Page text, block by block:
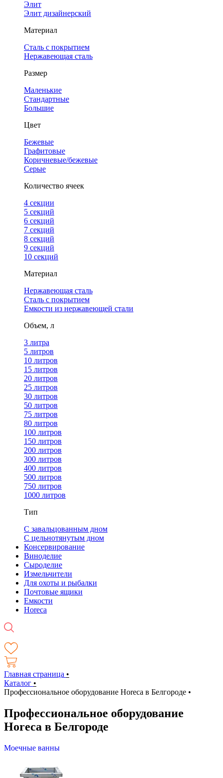
Элит
Элит дизайнерский
Материал
Сталь с покрытием
Нержавеющая сталь
Размер
Маленькие
Стандартные
Большие
Цвет
Бежевые
Графитовые
Коричневые/бежевые
Серые
Количество ячеек
4 cекции
5 секций
6 секций
7 секций
8 секций
9 секций
10 секций
Материал
Нержавеющая сталь
Сталь с покрытием
Емкости из нержавеющей стали
Объем, л
3 литра
5 литров
10 литров
15 литров
20 литров
25 литров
30 литров
50 литров
75 литров
80 литров
100 литров
150 литров
200 литров
300 литров
400 литров
500 литров
750 литров
1000 литров
Тип
С завальцованным дном
С цельнотянутым дном
Консервирование
Виноделие
Сыроделие
Измельчители
Для охоты и рыбалки
Почтовые ящики
Емкости
Horeca
Главная страница •
Каталог •
Профессиональное оборудование Horeca в Белгороде •
Профессиональное оборудование
Horeca в Белгороде
Моечные ванны